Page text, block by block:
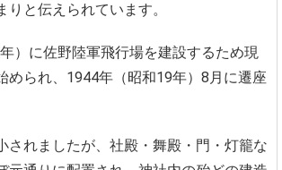
りと伝えられています。
）に佐野陸軍飛行場を建設するため現
められ、1944年（昭和19年）8月に遷座
されましたが、社殿・舞殿・門・灯籠な